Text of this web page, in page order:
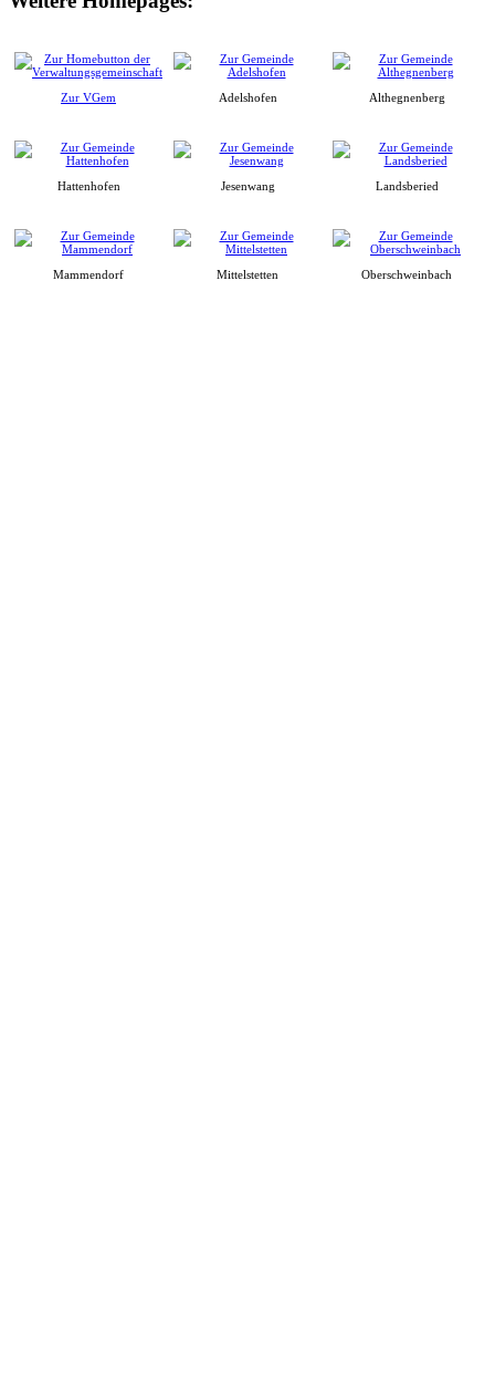
Zur VGem Adelshofen Althegnenberg
Hattenhofen Jesenwang Landsberied
Mammendorf Mittelstetten Oberschweinbach